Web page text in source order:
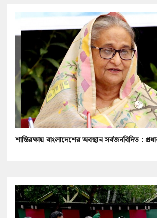
শান্তিরক্ষায় বাংলাদেশের অবস্থান সর্বজনবিদিত :